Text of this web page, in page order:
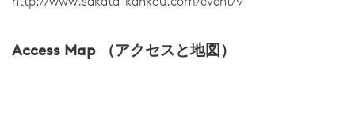
Access Map （アクセスと地図）